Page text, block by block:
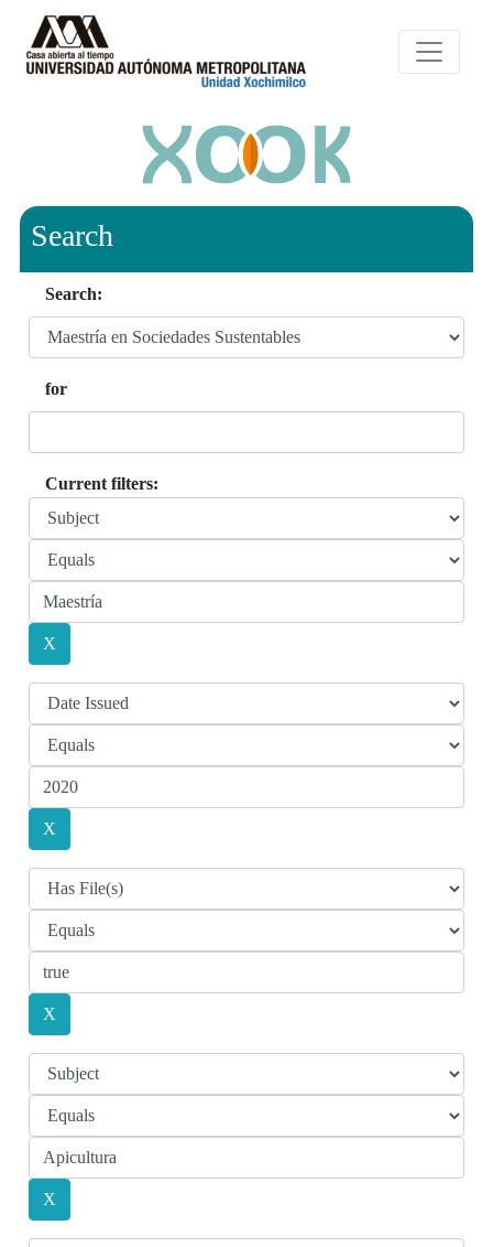
Search
Search:
for
Current filters: